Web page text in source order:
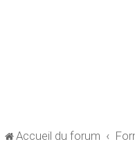
Accueil du forum